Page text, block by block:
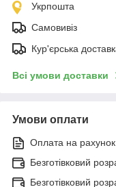
Укрпошта
Самовивіз
Кур'єрська
Всі умови доставки
Умови оплати
Оплата на рахунок
Безготівковий
Безготівковий